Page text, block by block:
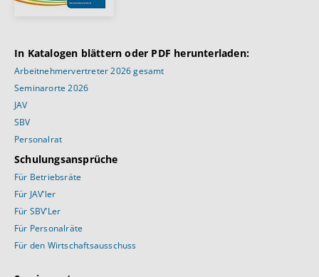
In Katalogen blättern oder PDF herunterladen:
Arbeitnehmervertreter 2026 gesamt
Seminarorte 2026
JAV
SBV
Personalrat
Schulungsansprüche
Für Betriebsräte
Für JAV’ler
Für SBV’Ler
Für Personalräte
Für den Wirtschaftsausschuss